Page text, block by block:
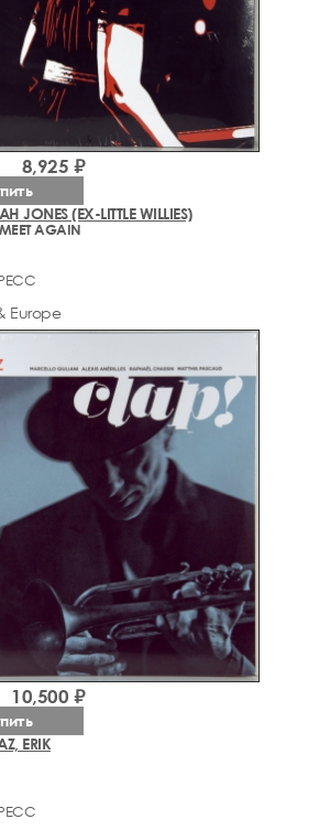
JONES (EX-LITTLE WILLIES)
AGAIN
Europe
8,925 ₽
ERIK
10,500 ₽